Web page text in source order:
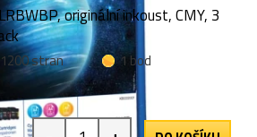
originální inkoust, CMY, 3
stran
1 bod